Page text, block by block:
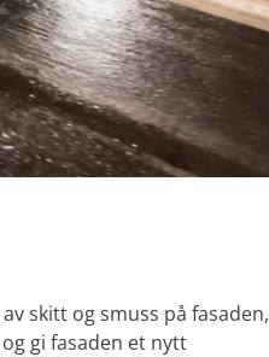
skitt og smuss på fasaden,
gi fasaden et nytt